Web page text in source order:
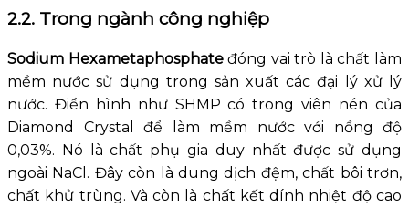
2.2. Trong ngành công nghiệp
Sodium Hexametaphosphateđóng vai trò là chất làm
mềm nước sử dụng trong sản xuất các đại lý xử lý
nước. Điển hình như SHMP có trong viên nén của
Diamond Crystal để làm mềm nước với nồng độ
0,03%. Nó là chất phụ gia duy nhất được sử dụng
ngoài NaCl. Đây còn là dung dịch đệm, chất bôi trơn,
chất khử trùng. Và còn là chất kết dính nhiệt độ cao